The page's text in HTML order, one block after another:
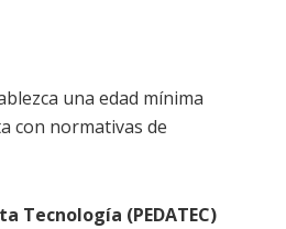
una edad mínima
con normativas de
Tecnología (PEDATEC)